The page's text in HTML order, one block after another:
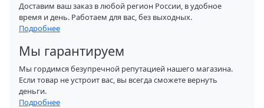
Доставим ваш заказ в любой регион России, в удобное
время и день. Работаем для вас, без выходных.
Подробнее
Мы гарантируем
Мы гордимся безупречной репутацией нашего магазина.
Если товар не устроит вас, вы всегда сможете вернуть
деньги.
Подробнее